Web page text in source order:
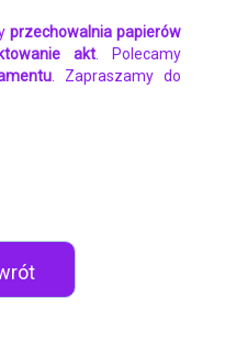
przechowalnia papierów
akt . Polecamy
. Zapraszamy do